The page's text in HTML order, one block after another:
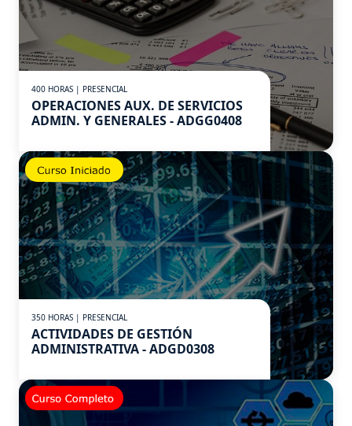
400 HORAS | PRESENCIAL
OPERACIONES AUX. DE SERVICIOS
ADMIN. Y GENERALES - ADGG0408
350 HORAS | PRESENCIAL
ACTIVIDADES DE GESTIÓN
ADMINISTRATIVA - ADGD0308